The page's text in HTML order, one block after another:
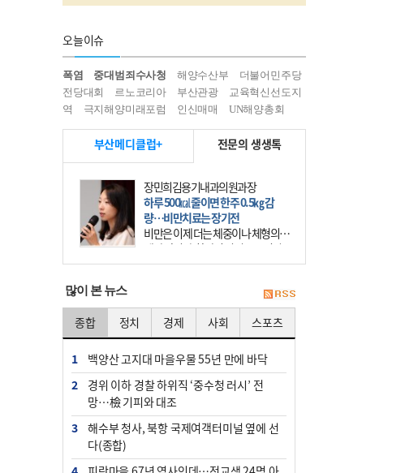
오늘이슈
폭염 중대범죄수사청 해양수산부
더불어민주당
전당대회
르노코리아 부산관광
교육혁신선도지
역
극지해양미래포럼 인신매매 UN해양총회
부산메디클럽+ 전문의 생생톡
장민희김용기내과의원과장
하루 500㎉ 줄이면 한주 0.5㎏ 감
량…비만치료는 장기전
비만은 이제 더는 체중이나 체형의 문
제가 아니다. 하나의 질병으로 인지
하고 치료와 관리를 해야 한다. 세계
많이 본 뉴스
종합 정치 경제 사회 스포츠
1
백양산 고지대 마을우물 55년 만에 바닥
2
경위 이하 경찰 하위직 ‘중수청 러시’ 전
망…檢 기피와 대조
3
해수부 청사, 북항 국제여객터미널 옆에 선
다(종합)